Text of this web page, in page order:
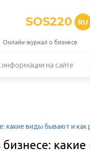
SOS220 RU
Онлайн-журнал о бизнесе
какие виды бывают и как